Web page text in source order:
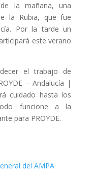
la mañana, una
la Rubia, que fue
Por la tarde un
este verano
el trabajo de
– Andalucía |
cuidado hasta los
funcione a la
para PROYDE.
del AMPA